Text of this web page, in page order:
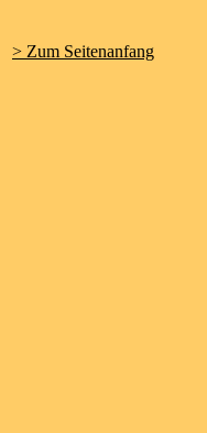
> Zum Seitenanfang